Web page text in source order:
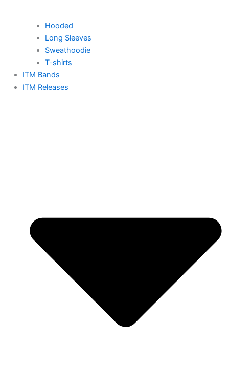
Hooded
Long Sleeves
Sweathoodie
T-shirts
ITM Bands
ITM Releases